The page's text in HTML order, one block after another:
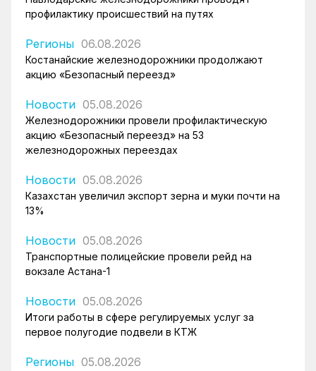
профилактику происшествий на путях
Регионы 06.08.2026
Костанайские железнодорожники продолжают
акцию «Безопасный переезд»
Новости 05.08.2026
Железнодорожники провели профилактическую
акцию «Безопасный переезд» на 53
железнодорожных переездах
Новости 05.08.2026
Казахстан увеличил экспорт зерна и муки почти на
13%
Новости 05.08.2026
Транспортные полицейские провели рейд на
вокзале Астана-1
Новости 05.08.2026
Итоги работы в сфере регулируемых услуг за
первое полугодие подвели в КТЖ
Регионы 05.08.2026